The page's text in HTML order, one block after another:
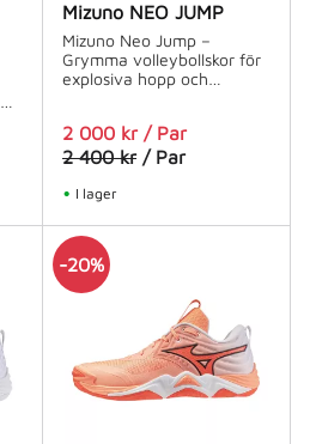
Mizuno NEO JUMP
Mizuno Neo Jump –
Grymma volleybollskor för
explosiva hopp och
2 000 kr / Par
2 400kr / Par
I lager
20%